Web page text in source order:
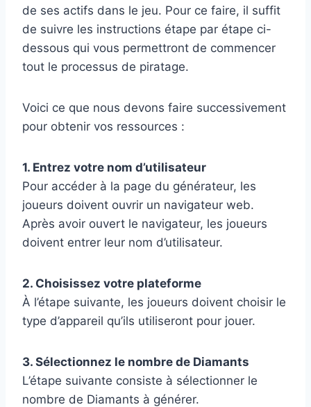
de ses actifs dans le jeu. Pour ce faire, il suffit
de suivre les instructions étape par étape ci-
dessous qui vous permettront de commencer
tout le processus de piratage.
Voici ce que nous devons faire successivement
pour obtenir vos ressources :
1. Entrez votre nom d’utilisateur
Pour accéder à la page du générateur, les
joueurs doivent ouvrir un navigateur web.
Après avoir ouvert le navigateur, les joueurs
doivent entrer leur nom d’utilisateur.
2. Choisissez votre plateforme
À l’étape suivante, les joueurs doivent choisir le
type d’appareil qu’ils utiliseront pour jouer.
3. Sélectionnez le nombre de Diamants
L’étape suivante consiste à sélectionner le
nombre de Diamants à générer.